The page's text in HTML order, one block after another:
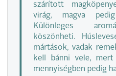
szárított
virág, magva
Különleges
köszönheti.
mártások, vadak
kell bánni vele,
mennyiségben pedig